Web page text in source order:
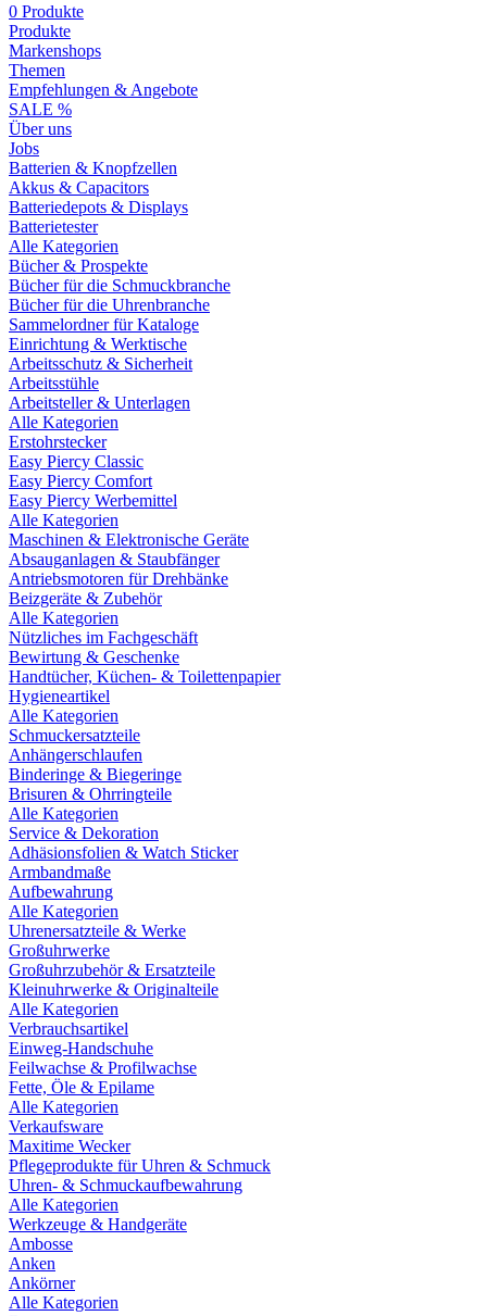
0 Produkte
Produkte
Markenshops
Themen
Empfehlungen & Angebote
SALE %
Über uns
Jobs
Batterien & Knopfzellen
Akkus & Capacitors
Batteriedepots & Displays
Batterietester
Alle Kategorien
Bücher & Prospekte
Bücher für die Schmuckbranche
Bücher für die Uhrenbranche
Sammelordner für Kataloge
Einrichtung & Werktische
Arbeitsschutz & Sicherheit
Arbeitsstühle
Arbeitsteller & Unterlagen
Alle Kategorien
Erstohrstecker
Easy Piercy Classic
Easy Piercy Comfort
Easy Piercy Werbemittel
Alle Kategorien
Maschinen & Elektronische Geräte
Absauganlagen & Staubfänger
Antriebsmotoren für Drehbänke
Beizgeräte & Zubehör
Alle Kategorien
Nützliches im Fachgeschäft
Bewirtung & Geschenke
Handtücher, Küchen- & Toilettenpapier
Hygieneartikel
Alle Kategorien
Schmuckersatzteile
Anhängerschlaufen
Binderinge & Biegeringe
Brisuren & Ohrringteile
Alle Kategorien
Service & Dekoration
Adhäsionsfolien & Watch Sticker
Armbandmaße
Aufbewahrung
Alle Kategorien
Uhrenersatzteile & Werke
Großuhrwerke
Großuhrzubehör & Ersatzteile
Kleinuhrwerke & Originalteile
Alle Kategorien
Verbrauchsartikel
Einweg-Handschuhe
Feilwachse & Profilwachse
Fette, Öle & Epilame
Alle Kategorien
Verkaufsware
Maxitime Wecker
Pflegeprodukte für Uhren & Schmuck
Uhren- & Schmuckaufbewahrung
Alle Kategorien
Werkzeuge & Handgeräte
Ambosse
Anken
Ankörner
Alle Kategorien